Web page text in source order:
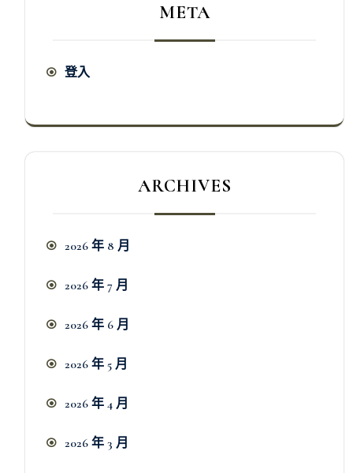
META
登入
ARCHIVES
2026 年 8 月
2026 年 7 月
2026 年 6 月
2026 年 5 月
2026 年 4 月
2026 年 3 月